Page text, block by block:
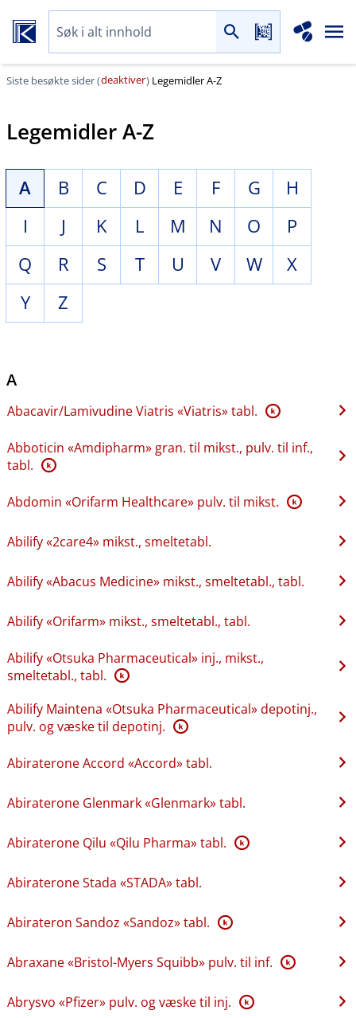
Siste besøkte sider (deaktiver) Legemidler A-Z
Legemidler A-Z
A B C D E F G
H
I
J K L M N O
P
Q
R S T U V W
X
Y
Z
A
Abacavir​/​Lamivudine Viatris «Viatris» tabl. K
Abboticin «Amdipharm» gran. til mikst., pulv. til inf.,
tabl. K
Abdomin «Orifarm Healthcare» pulv. til mikst. K
Abilify «2care4» mikst., smeltetabl.
Abilify «Abacus Medicine» mikst., smeltetabl., tabl.
Abilify «Orifarm» mikst., smeltetabl., tabl.
Abilify «Otsuka Pharmaceutical» inj., mikst.,
smeltetabl., tabl. K
Abilify Maintena «Otsuka Pharmaceutical» depotinj.,
pulv. og væske til depotinj. K
Abiraterone Accord «Accord» tabl.
Abiraterone Glenmark «Glenmark» tabl.
Abiraterone Qilu «Qilu Pharma» tabl. K
Abiraterone Stada «STADA» tabl.
Abirateron Sandoz «Sandoz» tabl. K
Abraxane «Bristol-Myers Squibb» pulv. til inf. K
Abrysvo «Pfizer» pulv. og væske til inj. K